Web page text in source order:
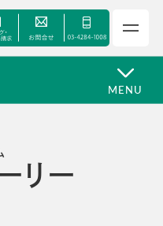
MENU
リー